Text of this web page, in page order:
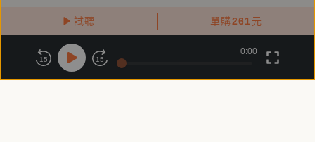
試聽 單購261 元
來同情，造謠之後好求取寬容。如此而已。
會寫作的原因只是想找回真實，因為多次祈求仍不可得
一個不需說謊的人生後，唯有文字是最好的卸妝品：
關於鏡好聽
商務合作 付費條款 會員條款
15 15
0:00